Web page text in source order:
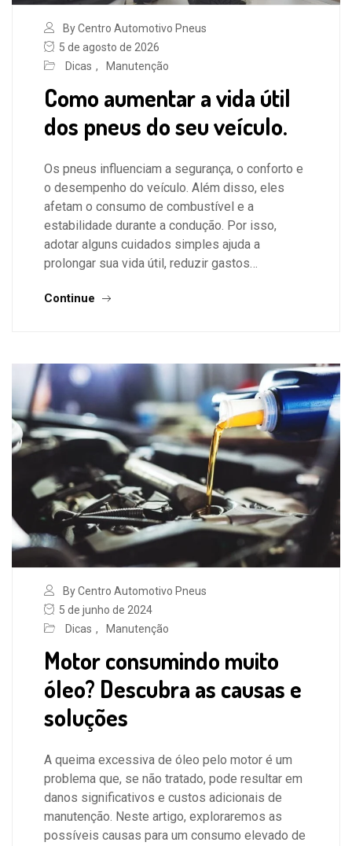
By Centro Automotivo Pneus
5 de agosto de 2026
Dicas , Manutenção
Como aumentar a vida útil
dos pneus do seu veículo.
Os pneus influenciam a segurança, o conforto e
o desempenho do veículo. Além disso, eles
afetam o consumo de combustível e a
estabilidade durante a condução. Por isso,
adotar alguns cuidados simples ajuda a
prolongar sua vida útil, reduzir gastos…
Continue
By Centro Automotivo Pneus
5 de junho de 2024
Dicas , Manutenção
Motor consumindo muito
óleo? Descubra as causas e
soluções
A queima excessiva de óleo pelo motor é um
problema que, se não tratado, pode resultar em
danos significativos e custos adicionais de
manutenção. Neste artigo, exploraremos as
possíveis causas para um consumo elevado de